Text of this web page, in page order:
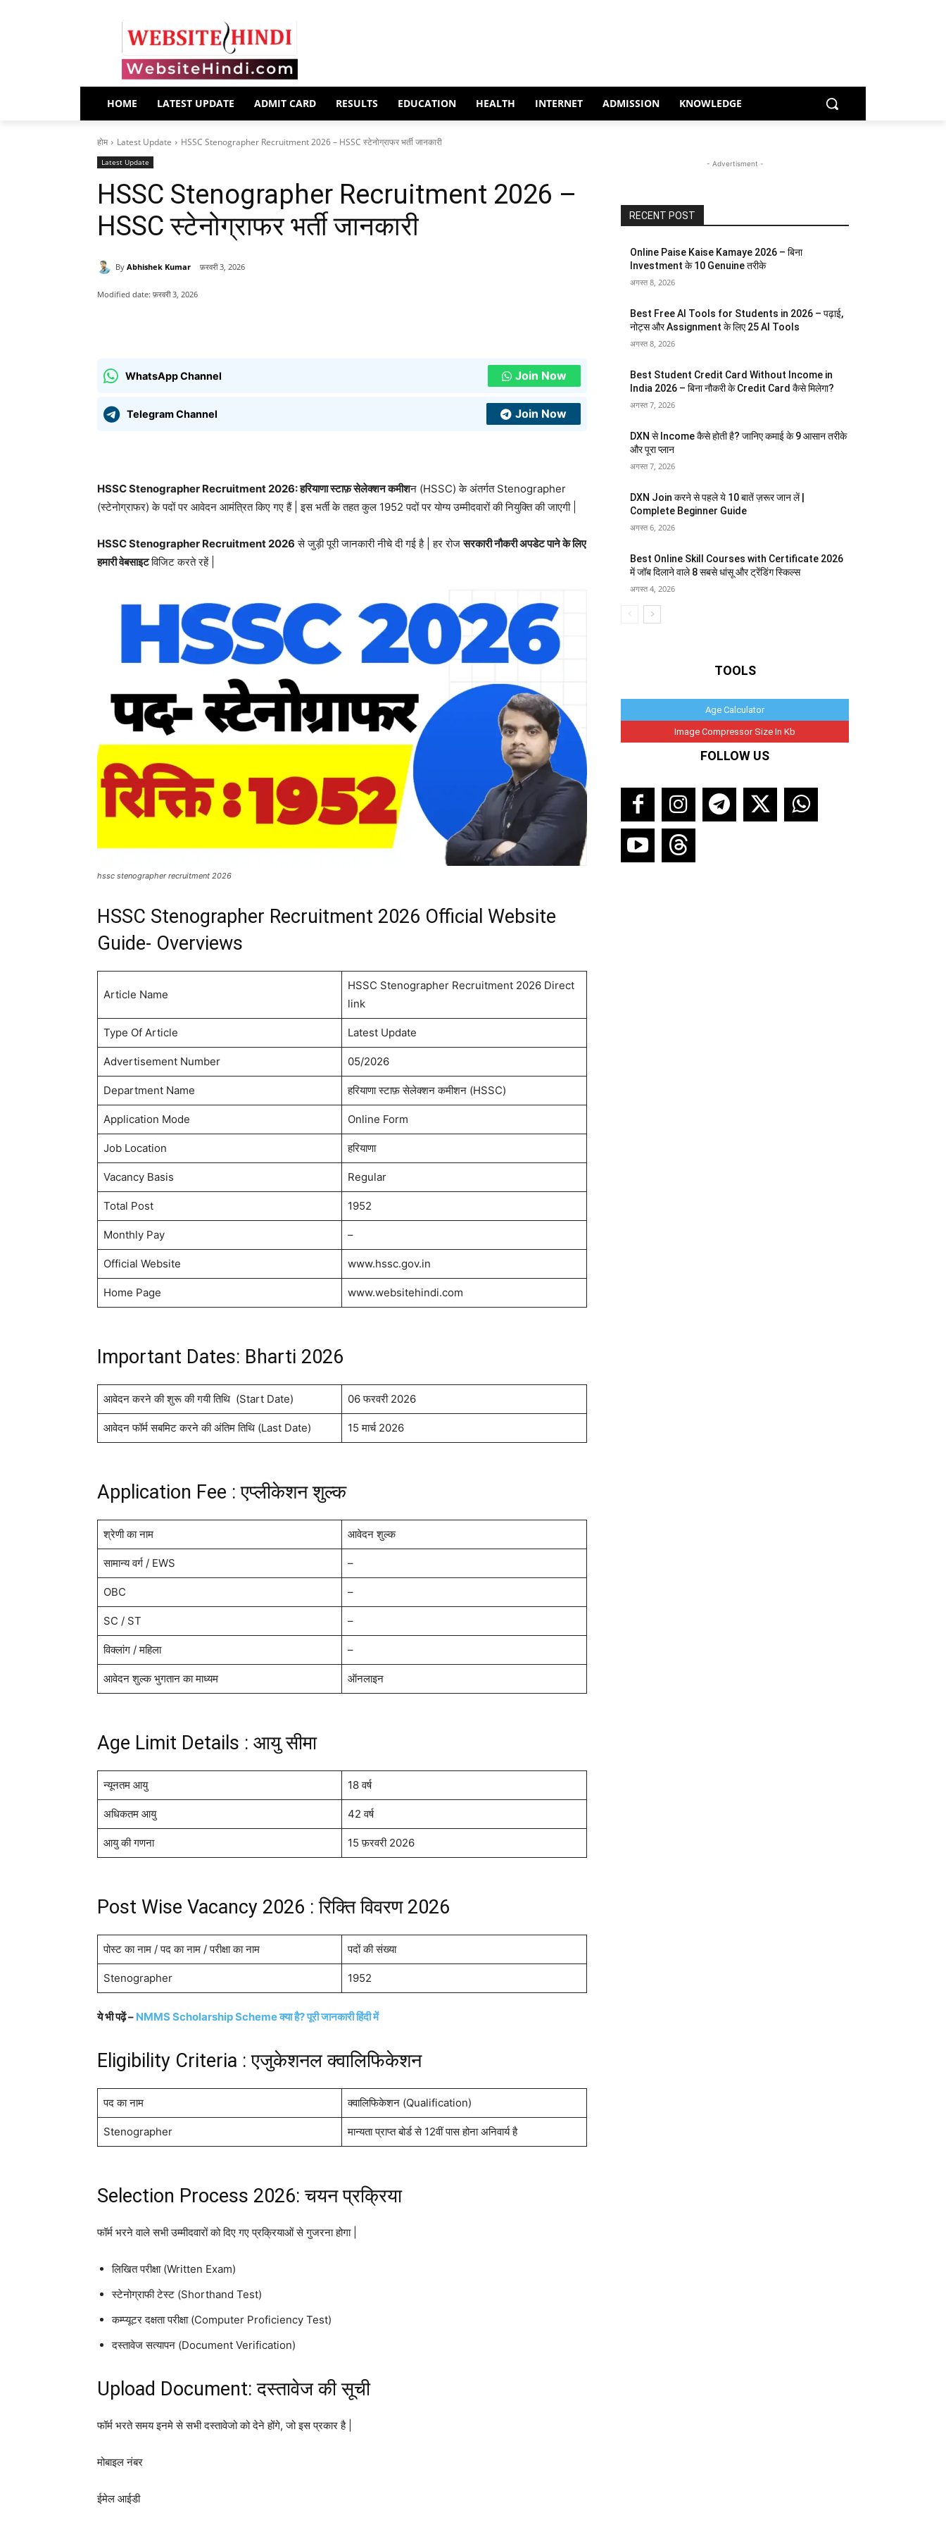
HOME LATEST UPDATE ADMIT CARD RESULTS EDUCATION HEALTH INTERNET ADMISSION KNOWLEDGE
होम Latest Update HSSC Stenographer Recruitment 2026 – HSSC स्टेनोग्राफर भर्ती जानकारी
Latest Update
HSSC Stenographer Recruitment 2026 –
HSSC स्टेनोग्राफर भर्ती जानकारी
By Abhishek Kumar फ़रवरी 3, 2026
Modified date: फ़रवरी 3, 2026
WhatsApp Channel Join Now
Telegram Channel Join Now
HSSC Stenographer Recruitment 2026: हरियाणा स्टाफ़ सेलेक्शन कमीशन (HSSC) के अंतर्गत Stenographer
(स्टेनोग्राफर) के पदों पर आवेदन आमंत्रित किए गए हैं | इस भर्ती के तहत कुल 1952 पदों पर योग्य उम्मीदवारों की नियुक्ति की जाएगी |
HSSC Stenographer Recruitment 2026 से जुड़ी पूरी जानकारी नीचे दी गई है | हर रोजसरकारी नौकरी अपडेट पाने के लिए
हमारी वेबसाइटविजिट करते रहें |
hssc stenographer recruitment 2026
HSSC Stenographer Recruitment 2026 Official Website
Guide- Overviews
Article Name
HSSC Stenographer Recruitment 2026 Direct
link
Type Of Article Latest Update
Advertisement Number 05/2026
Department Name हरियाणा स्टाफ़ सेलेक्शन कमीशन (HSSC)
Application Mode Online Form
Job Location हरियाणा
Vacancy Basis Regular
Total Post 1952
Monthly Pay –
Official Website www.hssc.gov.in
Home Page www.websitehindi.com
Important Dates: Bharti 2026
आवेदन करने की शुरू की गयी तिथि (Start Date) 06 फरवरी 2026
आवेदन फॉर्म सबमिट करने की अंतिम तिथि (Last Date) 15 मार्च 2026
Application Fee : एप्लीकेशन शुल्क
श्रेणी का नाम आवेदन शुल्क
सामान्य वर्ग / EWS –
OBC –
SC / ST –
विक्लांग / महिला –
आवेदन शुल्क भुगतान का माध्यम ऑनलाइन
Age Limit Details : आयु सीमा
न्यूनतम आयु 18 वर्ष
अधिकतम आयु 42 वर्ष
आयु की गणना 15 फ़रवरी 2026
Post Wise Vacancy 2026 : रिक्ति विवरण 2026
पोस्ट का नाम / पद का नाम / परीक्षा का नाम पदों की संख्या
Stenographer 1952
ये भी पढ़ें – NMMS Scholarship Scheme क्या है? पूरी जानकारी हिंदी में
Eligibility Criteria : एजुकेशनल क्वालिफिकेशन
पद का नाम क्वालिफिकेशन (Qualification)
Stenographer मान्यता प्राप्त बोर्ड से 12वीं पास होना अनिवार्य है
Selection Process 2026: चयन प्रक्रिया
फॉर्म भरने वाले सभी उम्मीदवारों को दिए गए प्रक्रियाओं से गुजरना होगा |
लिखित परीक्षा (Written Exam)
स्टेनोग्राफी टेस्ट (Shorthand Test)
कम्प्यूटर दक्षता परीक्षा (Computer Proficiency Test)
दस्तावेज सत्यापन (Document Verification)
Upload Document: दस्तावेज की सूची
फॉर्म भरते समय इनमे से सभी दस्तावेजो को देने होंगे, जो इस प्रकार है |
मोबाइल नंबर
ईमेल आईडी
- Advertisment -
RECENT POST
Online Paise Kaise Kamaye 2026 – बिना
Investment के 10 Genuine तरीके
अगस्त 8, 2026
Best Free AI Tools for Students in 2026 – पढ़ाई,
नोट्स और Assignment के लिए 25 AI Tools
अगस्त 8, 2026
Best Student Credit Card Without Income in
India 2026 – बिना नौकरी के Credit Card कैसे मिलेगा?
अगस्त 7, 2026
DXN से Income कैसे होती है? जानिए कमाई के 9 आसान तरीके
और पूरा प्लान
अगस्त 7, 2026
DXN Join करने से पहले ये 10 बातें ज़रूर जान लें |
Complete Beginner Guide
अगस्त 6, 2026
Best Online Skill Courses with Certificate 2026
में जॉब दिलाने वाले 8 सबसे धांसू और ट्रेंडिंग स्किल्स
अगस्त 4, 2026
TOOLS
Age Calculator
Image Compressor Size In Kb
FOLLOW US